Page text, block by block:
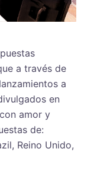
a través de
a
en
amor y
de:
Reino Unido,